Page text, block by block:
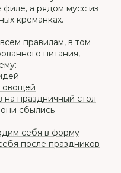
филе, а рядом мусс из
креманках.
правилам, в том
питания,
овощей
на праздничный стол
сбылись
себя в форму
после праздников